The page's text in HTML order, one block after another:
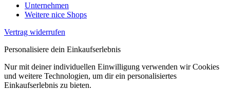
Unternehmen
Weitere nice Shops
Vertrag widerrufen
Personalisiere dein Einkaufserlebnis
Nur mit deiner individuellen Einwilligung verwenden wir Cookies
und weitere Technologien, um dir ein personalisiertes
Einkaufserlebnis zu bieten.